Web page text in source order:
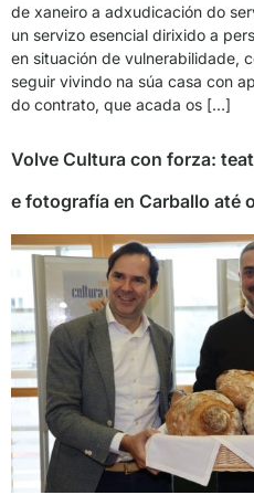
de xaneiro a adxudicación do
un servizo esencial dirixido a
en situación de vulnerabilidade,
seguir vivindo na súa casa con
do contrato, que acada os […]
Volve Cultura con forza:
e fotografía en Carballo até